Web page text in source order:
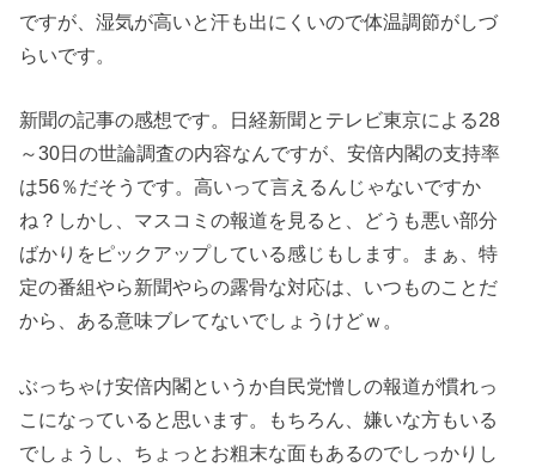
ですが、湿気が高いと汗も出にくいので体温調節がしづ
らいです。
新聞の記事の感想です。日経新聞とテレビ東京による28
～30日の世論調査の内容なんですが、安倍内閣の支持率
は56％だそうです。高いって言えるんじゃないですか
ね？しかし、マスコミの報道を見ると、どうも悪い部分
ばかりをピックアップしている感じもします。まぁ、特
定の番組やら新聞やらの露骨な対応は、いつものことだ
から、ある意味ブレてないでしょうけどｗ。
ぶっちゃけ安倍内閣というか自民党憎しの報道が慣れっ
こになっていると思います。もちろん、嫌いな方もいる
でしょうし、ちょっとお粗末な面もあるのでしっかりし